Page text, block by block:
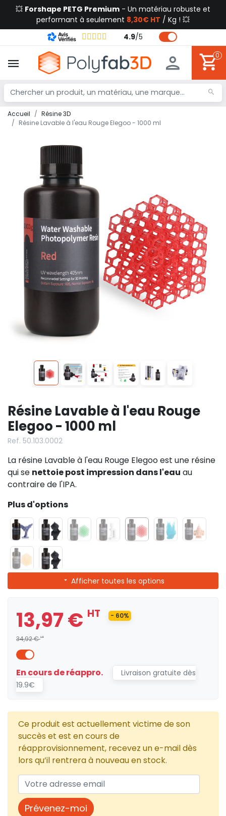
💥 Forshape PETG Premium - Un matériau robuste et
performant à seulement 8,30€ HT / Kg ! 💥
4.9/5
0
Accueil
Résine 3D
Résine Lavable à l'eau Rouge Elegoo - 1000 ml
Résine Lavable à l'eau Rouge
Elegoo - 1000 ml
Ref. 50.103.0002
La résine Lavable à l'eau Rouge Elegoo est une résine
qui se nettoie post impression dans l'eau au
contraire de l'IPA.
Plus d'options
Afficher toutes les options
13,97 € HT
34,92 €HT
- 60%
En cours de réappro.
Livraison gratuite dès
19.9€
Ce produit est actuellement victime de son
succès et est en cours de
réapprovisionnement, recevez un e-mail dès
lors qu’il rentrera à nouveau en stock.
Prévenez-moi